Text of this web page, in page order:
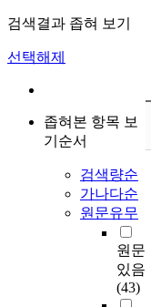
검색결과 좁혀 보기
선택해제
좁혀본 항목 보
기순서
검색량순
가나다순
원문유무
원문
있음
(43)